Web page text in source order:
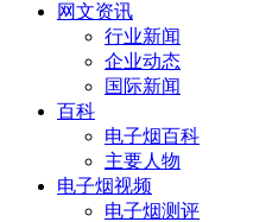
网文资讯
行业新闻
企业动态
国际新闻
百科
电子烟百科
主要人物
电子烟视频
电子烟测评